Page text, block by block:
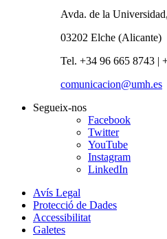
Avda. de la
03202 Elche (Alicante)
Tel. +34 96 665 8743 |
comunicacion@umh.es
Segueix-nos
Facebook
Twitter
YouTube
Instagram
LinkedIn
Avís Legal
Protecció de Dades
Accessibilitat
Galetes